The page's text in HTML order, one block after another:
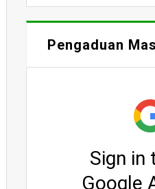
Pengaduan